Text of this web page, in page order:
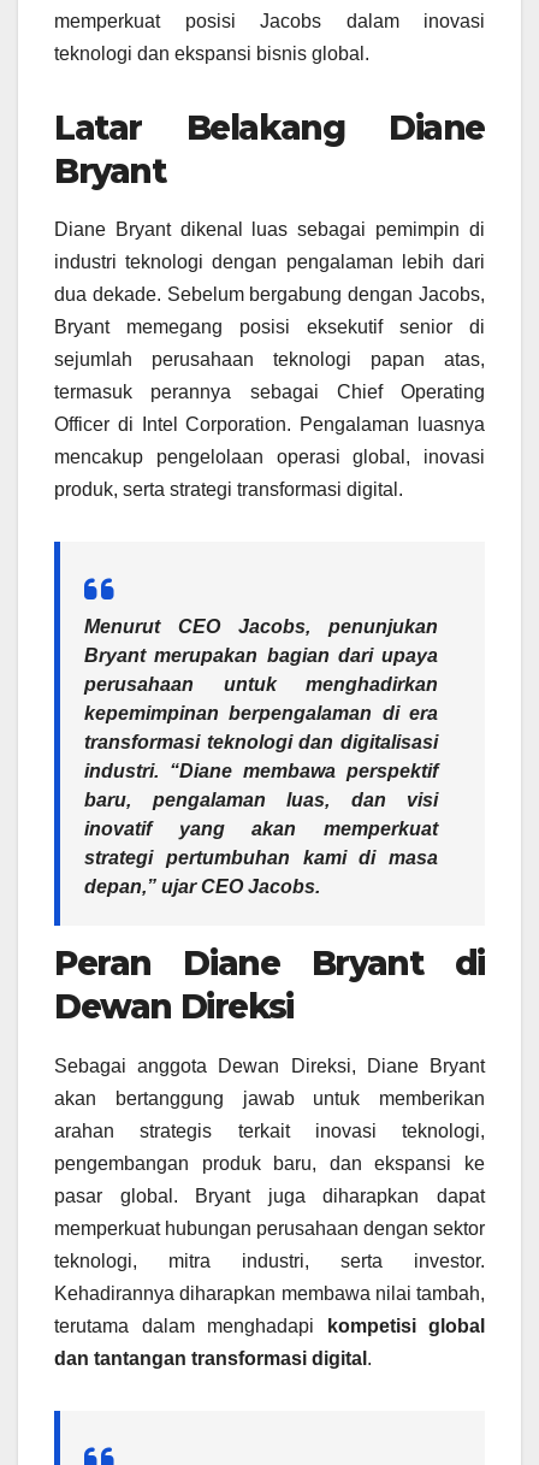
memperkuat posisi Jacobs dalam inovasi
teknologi dan ekspansi bisnis global.
Latar Belakang Diane
Bryant
Diane Bryant dikenal luas sebagai pemimpin di
industri teknologi dengan pengalaman lebih dari
dua dekade. Sebelum bergabung dengan Jacobs,
Bryant memegang posisi eksekutif senior di
sejumlah perusahaan teknologi papan atas,
termasuk perannya sebagai Chief Operating
Officer di Intel Corporation. Pengalaman luasnya
mencakup pengelolaan operasi global, inovasi
produk, serta strategi transformasi digital.
Menurut CEO Jacobs, penunjukan
Bryant merupakan bagian dari upaya
perusahaan untuk menghadirkan
kepemimpinan berpengalaman di era
transformasi teknologi dan digitalisasi
industri. “Diane membawa perspektif
baru, pengalaman luas, dan visi
inovatif yang akan memperkuat
strategi pertumbuhan kami di masa
depan,” ujar CEO Jacobs.
Peran Diane Bryant di
Dewan Direksi
Sebagai anggota Dewan Direksi, Diane Bryant
akan bertanggung jawab untuk memberikan
arahan strategis terkait inovasi teknologi,
pengembangan produk baru, dan ekspansi ke
pasar global. Bryant juga diharapkan dapat
memperkuat hubungan perusahaan dengan sektor
teknologi, mitra industri, serta investor.
Kehadirannya diharapkan membawa nilai tambah,
terutama dalam menghadapi
kompetisi global
dan tantangan transformasi digital .